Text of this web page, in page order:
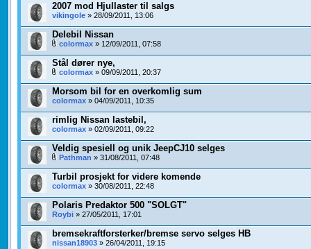
2007 mod Hjullaster til salgs
vikingole» 28/09/2011, 13:06
Delebil Nissan
colormax» 12/09/2011, 07:58
Stål dører nye,
colormax» 09/09/2011, 20:37
Morsom bil for en overkomlig sum
colormax» 04/09/2011, 10:35
rimlig Nissan lastebil,
colormax» 02/09/2011, 09:22
Veldig spesiell og unik JeepCJ10 selges
Pathman » 31/08/2011, 07:48
Turbil prosjekt for videre komende
colormax» 30/08/2011, 22:48
Polaris Predaktor 500 "SOLGT"
Roybi» 27/05/2011, 17:01
bremsekraftforsterker/bremse servo selges HB
nissan18903» 26/04/2011, 19:15